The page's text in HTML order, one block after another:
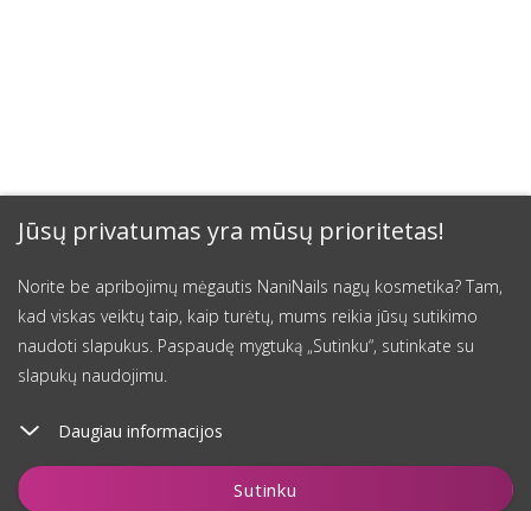
Jūsų privatumas yra mūsų prioritetas!
Norite be apribojimų mėgautis NaniNails nagų kosmetika? Tam,
kad viskas veiktų taip, kaip turėtų, mums reikia jūsų sutikimo
naudoti slapukus. Paspaudę mygtuką „Sutinku“, sutinkate su
slapukų naudojimu.
Daugiau informacijos
Sutinku
Įdėti į krepšelį